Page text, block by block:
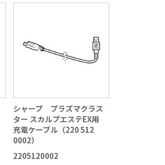
シャープ プラズマクラス
ター スカルプエステEX用
充電ケーブル（220 512
0002）
2205120002